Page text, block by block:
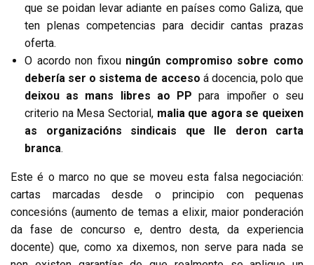
que se poidan levar adiante en países como Galiza, que
ten plenas competencias para decidir cantas prazas
oferta.
O acordo non fixou ningún compromiso sobre como
debería ser o sistema de acceso á docencia, polo que
deixou as mans libres ao PP para impoñer o seu
criterio na Mesa Sectorial, malia que agora se queixen
as organizacións sindicais que lle deron carta
branca.
Este é o marco no que se moveu esta falsa negociación:
cartas marcadas desde o principio con pequenas
concesións (aumento de temas a elixir, maior ponderación
da fase de concurso e, dentro desta, da experiencia
docente) que, como xa dixemos, non serve para nada se